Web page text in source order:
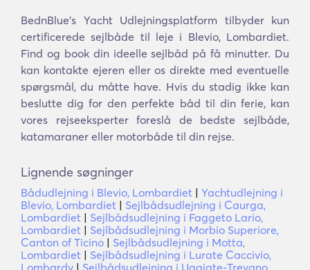
BednBlue's Yacht Udlejningsplatform tilbyder kun
certificerede sejlbåde til leje i Blevio, Lombardiet.
Find og book din ideelle sejlbåd på få minutter. Du
kan kontakte ejeren eller os direkte med eventuelle
spørgsmål, du måtte have. Hvis du stadig ikke kan
beslutte dig for den perfekte båd til din ferie, kan
vores rejseeksperter foreslå de bedste sejlbåde,
katamaraner eller motorbåde til din rejse.
Lignende søgninger
Bådudlejning i Blevio, Lombardiet | Yachtudlejning i
Blevio, Lombardiet | Sejlbådsudlejning i Caurga,
Lombardiet | Sejlbådsudlejning i Faggeto Lario,
Lombardiet | Sejlbådsudlejning i Morbio Superiore,
Canton of Ticino | Sejlbådsudlejning i Motta,
Lombardiet | Sejlbådsudlejning i Lurate Caccivio,
Lombardy | Sejlbådsudlejning i Uggiate-Trevano,